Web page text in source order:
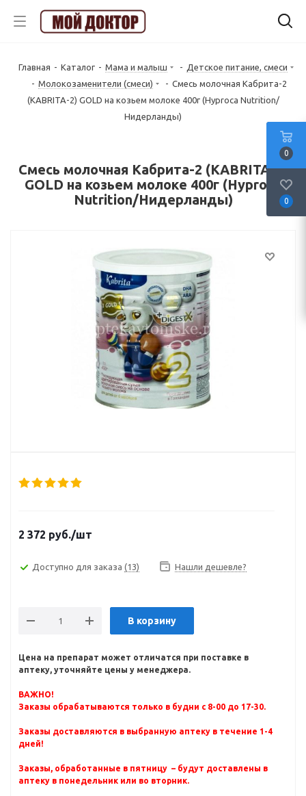
Главная - Каталог - Мама и малыш - Детское питание, смеси
- Молокозаменители (смеси) - Смесь молочная Кабрита-2
(KABRITA-2) GOLD на козьем молоке 400г (Hyproca Nutrition/
Нидерланды)
Смесь молочная Кабрита-2 (KABRITA-2)
GOLD на козьем молоке 400г (Hyproca
Nutrition/Нидерланды)
2 372 руб./шт
Доступно для заказа (13) Нашли дешевле?
В корзину
Цена на препарат может отличатся при поставке в
аптеку, уточняйте цены у менеджера.
ВАЖНО!
Заказы обрабатываются только в будни с 8-00 до 17-30.
Заказы доставляются в выбранную аптеку в течение 1-4
дней!
Заказы, обработанные в пятницу – будут доставлены в
аптеку в понедельник или во вторник.
0
0